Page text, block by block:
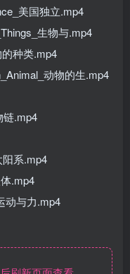
美国独立.mp4
生物与.mp4
种类.mp4
动物的生.mp4
链.mp4
系.mp4
.mp4
动与力.mp4